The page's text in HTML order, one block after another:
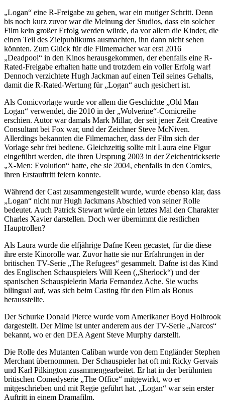
„Logan“ eine R-Freigabe zu geben, war ein mutiger Schritt. Denn
bis noch kurz zuvor war die Meinung der Studios, dass ein solcher
Film kein großer Erfolg werden würde, da vor allem die Kinder, die
einen Teil des Zielpublikums ausmachten, ihn dann nicht sehen
könnten. Zum Glück für die Filmemacher war erst 2016
„Deadpool“ in den Kinos herausgekommen, der ebenfalls eine R-
Rated-Freigabe erhalten hatte und trotzdem ein voller Erfolg war!
Dennoch verzichtete Hugh Jackman auf einen Teil seines Gehalts,
damit die R-Rated-Wertung für „Logan“ auch gesichert ist.
Als Comicvorlage wurde vor allem die Geschichte „Old Man
Logan“ verwendet, die 2010 in der „Wolverine“-Comicreihe
erschien. Autor war damals Mark Millar, der seit jener Zeit Creative
Consultant bei Fox war, und der Zeichner Steve McNiven.
Allerdings bekannten die Filmemacher, dass der Film sich der
Vorlage sehr frei bediene. Gleichzeitig sollte mit Laura eine Figur
eingeführt werden, die ihren Ursprung 2003 in der Zeichentrickserie
„X-Men: Evolution“ hatte, ehe sie 2004, ebenfalls in den Comics,
ihren Erstauftritt feiern konnte.
Während der Cast zusammengestellt wurde, wurde ebenso klar, dass
„Logan“ nicht nur Hugh Jackmans Abschied von seiner Rolle
bedeutet. Auch Patrick Stewart würde ein letztes Mal den Charakter
Charles Xavier darstellen. Doch wer übernimmt die restlichen
Hauptrollen?
Als Laura wurde die elfjährige Dafne Keen gecastet, für die diese
ihre erste Kinorolle war. Zuvor hatte sie nur Erfahrungen in der
britischen TV-Serie „The Refugees“ gesammelt. Dafne ist das Kind
des Englischen Schauspielers Will Keen („Sherlock“) und der
spanischen Schauspielerin Maria Fernandez Ache. Sie wuchs
bilingual auf, was sich beim Casting für den Film als Bonus
herausstellte.
Der Schurke Donald Pierce wurde vom Amerikaner Boyd Holbrook
dargestellt. Der Mime ist unter anderem aus der TV-Serie „Narcos“
bekannt, wo er den DEA Agent Steve Murphy darstellt.
Die Rolle des Mutanten Caliban wurde von dem Engländer Stephen
Merchant übernommen. Der Schauspieler hat oft mit Ricky Gervais
und Karl Pilkington zusammengearbeitet. Er hat in der berühmten
britischen Comedyserie „The Office“ mitgewirkt, wo er
mitgeschrieben und mit Regie geführt hat. „Logan“ war sein erster
Auftritt in einem Dramafilm.